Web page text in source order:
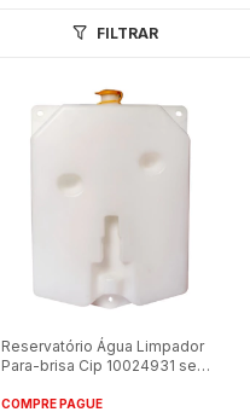
FILTRAR
Reservatório Água Limpador
Para-brisa Cip 10024931 sem
COMPRE PAGUE